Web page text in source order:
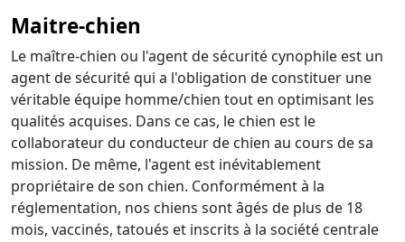
Maitre-chien
Le maître-chien ou l'agent de sécurité cynophile est un
agent de sécurité qui a l'obligation de constituer une
véritable équipe homme/chien tout en optimisant les
qualités acquises. Dans ce cas, le chien est le
collaborateur du conducteur de chien au cours de sa
mission. De même, l'agent est inévitablement
propriétaire de son chien. Conformément à la
réglementation, nos chiens sont âgés de plus de 18
mois, vaccinés, tatoués et inscrits à la société centrale